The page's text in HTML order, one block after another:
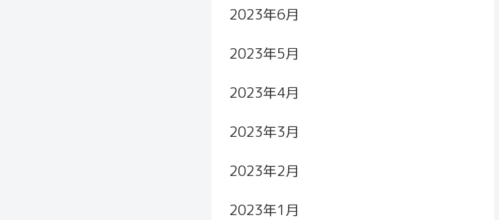
2023年6月
2023年5月
2023年4月
2023年3月
2023年2月
2023年1月